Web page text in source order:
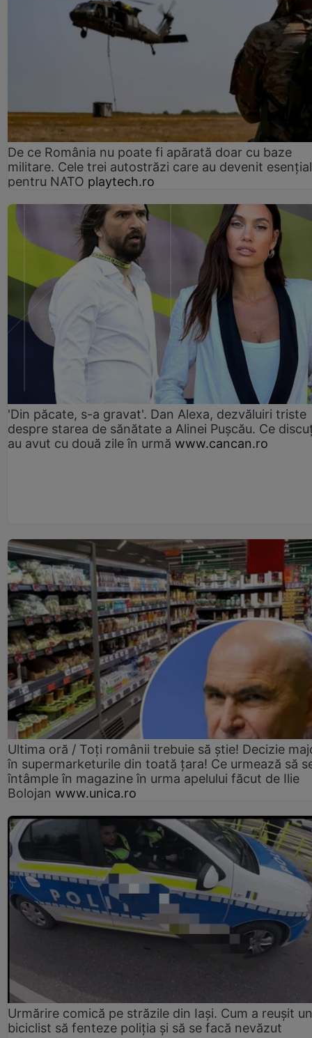
De ce România nu poate fi apărată doar cu baze
militare. Cele trei autostrăzi care au devenit
pentru NATO playtech.ro
'Din păcate, s-a gravat'. Dan Alexa, dezvăluiri triste
despre starea de sănătate a Alinei Pușcău. Ce
au avut cu două zile în urmă www.cancan.ro
Ultima oră / Toți românii trebuie să știe! Decizie
în supermarketurile din toată țara! Ce urmează să
întâmple în magazine în urma apelului făcut de Ilie
Bolojan www.unica.ro
Urmărire comică pe străzile din Iași. Cum a reușit un
biciclist să fenteze poliția și să se facă nevăzut